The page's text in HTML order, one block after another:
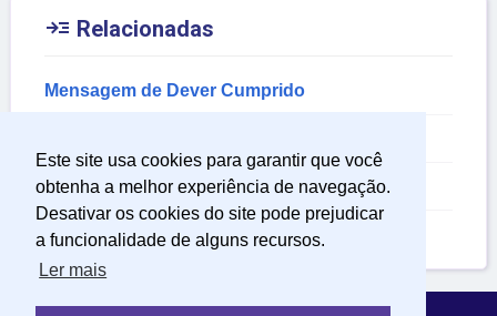
Este site usa cookies para garantir que você
obtenha a melhor experiência de navegação.
Desativar os cookies do site pode prejudicar
a funcionalidade de alguns recursos.
Ler mais
 Relacionadas
Mensagem de Dever Cumprido
Mensagem de Luta
Mensagem de Formatura